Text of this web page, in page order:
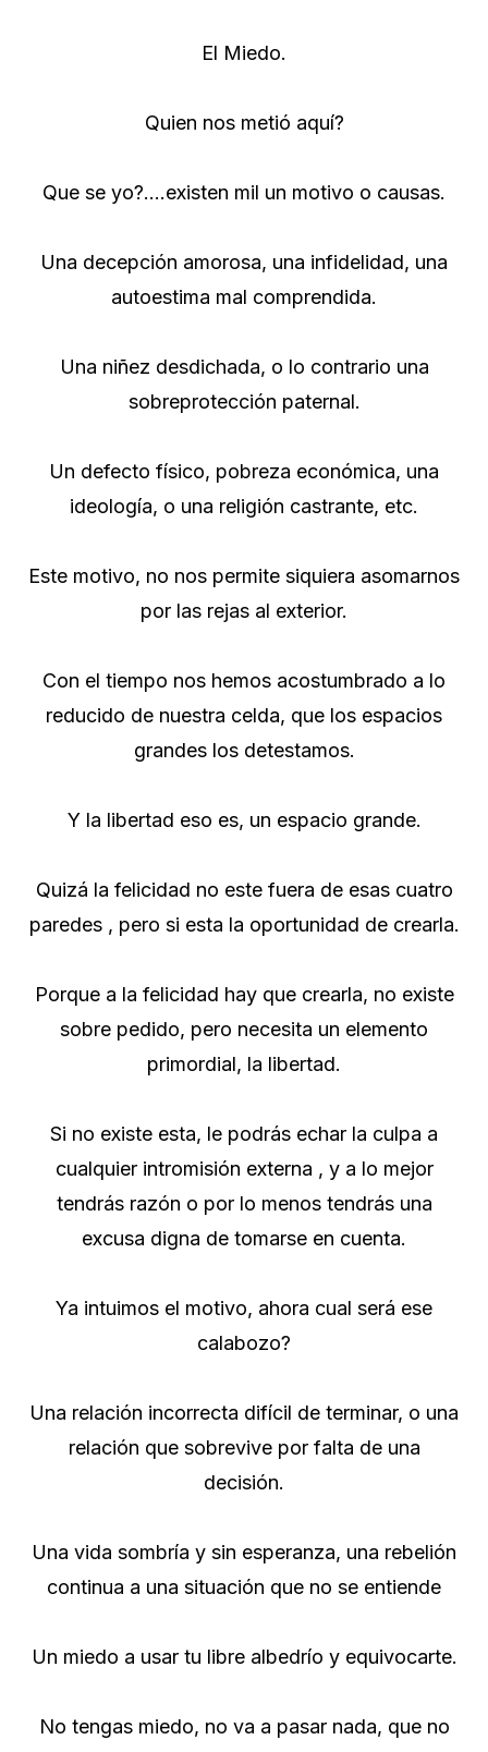
El Miedo.
Quien nos metió aquí?
Que se yo?….existen mil un motivo o causas.
Una decepción amorosa, una infidelidad, una
autoestima mal comprendida.
Una niñez desdichada, o lo contrario una
sobreprotección paternal.
Un defecto físico, pobreza económica, una
ideología, o una religión castrante, etc.
Este motivo, no nos permite siquiera asomarnos
por las rejas al exterior.
Con el tiempo nos hemos acostumbrado a lo
reducido de nuestra celda, que los espacios
grandes los detestamos.
Y la libertad eso es, un espacio grande.
Quizá la felicidad no este fuera de esas cuatro
paredes , pero si esta la oportunidad de crearla.
Porque a la felicidad hay que crearla, no existe
sobre pedido, pero necesita un elemento
primordial, la libertad.
Si no existe esta, le podrás echar la culpa a
cualquier intromisión externa , y a lo mejor
tendrás razón o por lo menos tendrás una
excusa digna de tomarse en cuenta.
Ya intuimos el motivo, ahora cual será ese
calabozo?
Una relación incorrecta difícil de terminar, o una
relación que sobrevive por falta de una
decisión.
Una vida sombría y sin esperanza, una rebelión
continua a una situación que no se entiende
Un miedo a usar tu libre albedrío y equivocarte.
No tengas miedo, no va a pasar nada, que no